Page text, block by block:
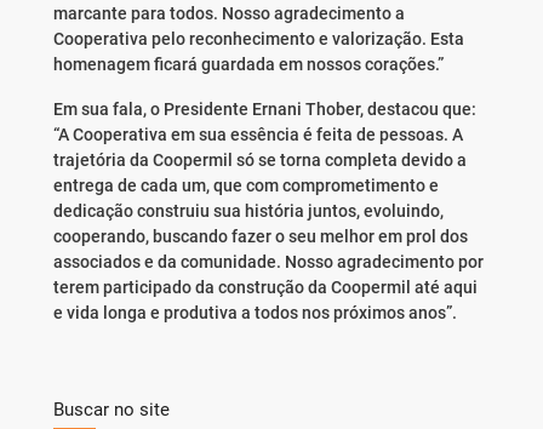
marcante para todos. Nosso agradecimento a
Cooperativa pelo reconhecimento e valorização. Esta
homenagem ficará guardada em nossos corações.”
Em sua fala, o Presidente Ernani Thober, destacou que:
“A Cooperativa em sua essência é feita de pessoas. A
trajetória da Coopermil só se torna completa devido a
entrega de cada um, que com comprometimento e
dedicação construiu sua história juntos, evoluindo,
cooperando, buscando fazer o seu melhor em prol dos
associados e da comunidade. Nosso agradecimento por
terem participado da construção da Coopermil até aqui
e vida longa e produtiva a todos nos próximos anos”.
Buscar no site